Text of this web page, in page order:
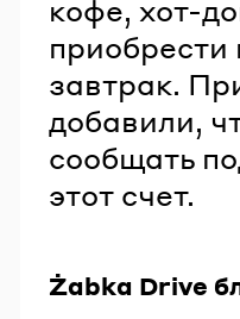
кофе, хот-
приобрести
завтрак.
добавили,
сообщать
этот счет.
Żabka Drive